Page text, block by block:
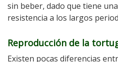
sin beber, dado que tiene
resistencia a los largos
Reproducción de la
Existen pocas diferencias